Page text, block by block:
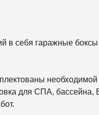
К
С
Л
О
М
в себя гаражные боксы
для СПА,